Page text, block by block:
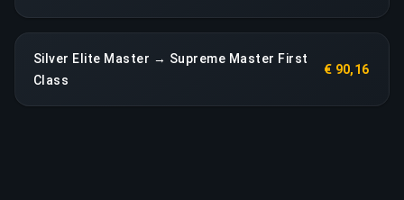
Silver Elite Master → Supreme Master First
Class
€ 90,16